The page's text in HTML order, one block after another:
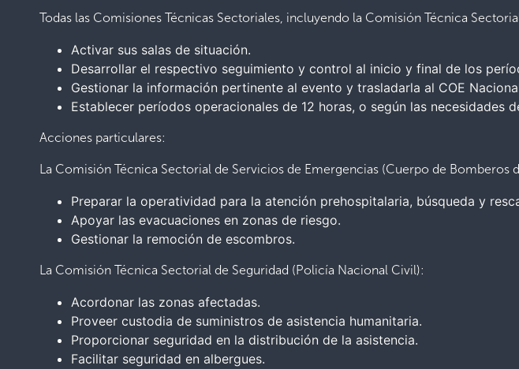
Todas las Comisiones Técnicas Sectoriales, incluyendo la Comisión Técnica
Activar sus salas de situación.
Desarrollar el respectivo seguimiento y control al inicio y final de los
Gestionar la información pertinente al evento y trasladarla al COE
Establecer períodos operacionales de 12 horas, o según las necesidades
Acciones particulares:
La Comisión Técnica Sectorial de Servicios de Emergencias (Cuerpo de
Preparar la operatividad para la atención prehospitalaria, búsqueda y
Apoyar las evacuaciones en zonas de riesgo.
Gestionar la remoción de escombros.
La Comisión Técnica Sectorial de Seguridad (Policía Nacional Civil):
Acordonar las zonas afectadas.
Proveer custodia de suministros de asistencia humanitaria.
Proporcionar seguridad en la distribución de la asistencia.
Facilitar seguridad en albergues.